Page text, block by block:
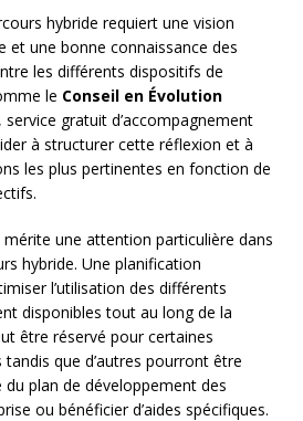
hybride requiert une vision
et une bonne connaissance des
les différents dispositifs de
le Conseil en Évolution
service gratuit d’accompagnement
à structurer cette réflexion et à
les plus pertinentes en fonction de
une attention particulière dans
hybride. Une planification
l’utilisation des différents
disponibles tout au long de la
être réservé pour certaines
que d’autres pourront être
plan de développement des
ou bénéficier d’aides spécifiques.